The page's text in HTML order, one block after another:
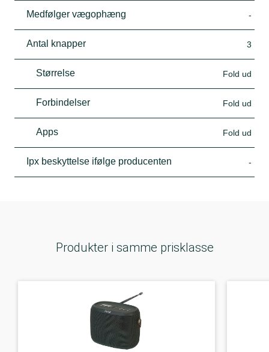
Medfølger vægophæng -
Antal knapper 3
Størrelse Fold ud
Forbindelser Fold ud
Apps Fold ud
Ipx beskyttelse ifølge producenten -
Produkter i samme prisklasse